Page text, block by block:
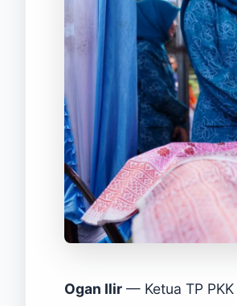
Ogan Ilir — Ketua TP